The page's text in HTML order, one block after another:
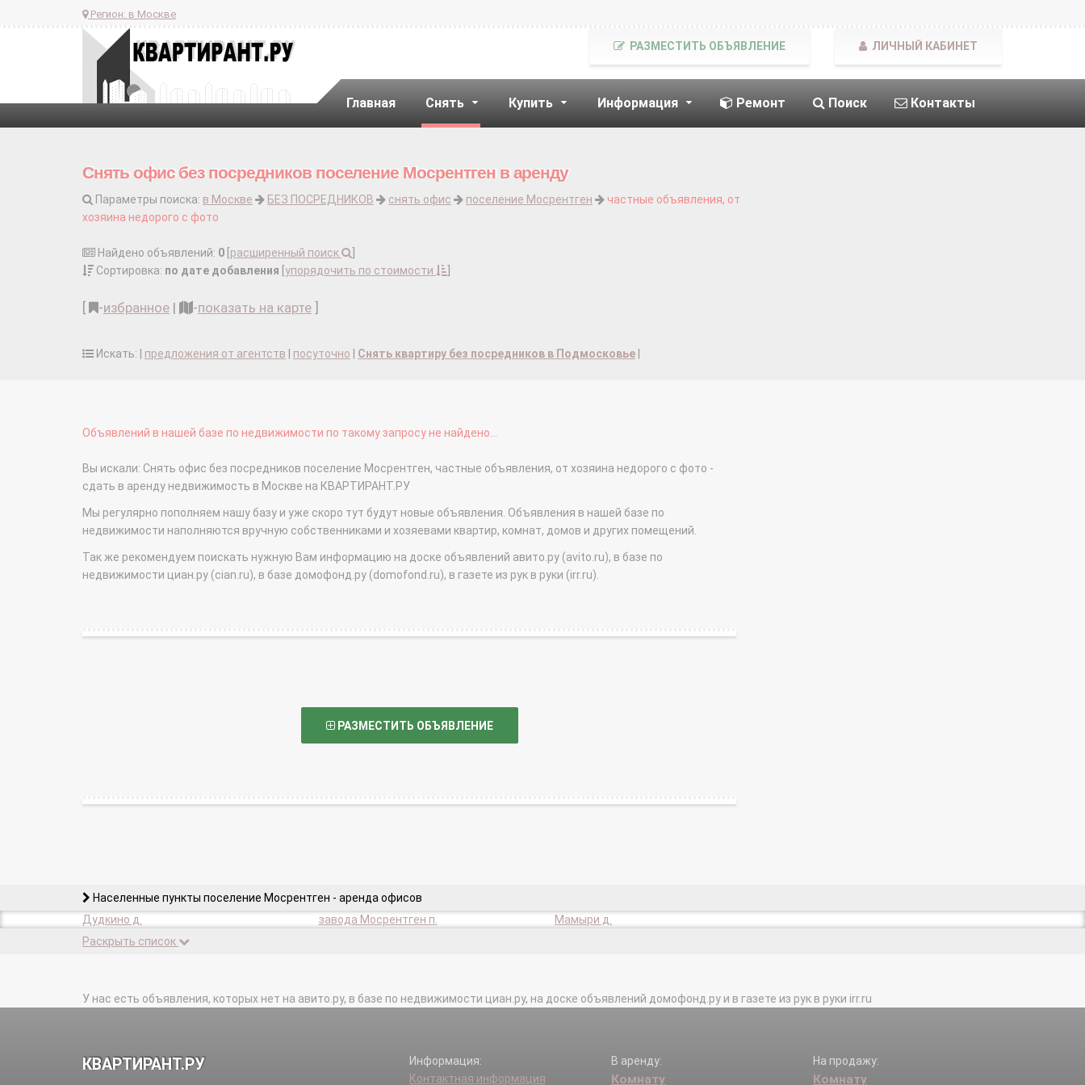
Регион: в Москве
Главная Снять Купить Информация Ремонт Поиск Контакты
РАЗМЕСТИТЬ ОБЪЯВЛЕНИЕ ЛИЧНЫЙ КАБИНЕТ
Снять офис без посредников поселение Мосрентген в аренду
Параметры поиска: в Москве БЕЗ ПОСРЕДНИКОВ снять офис поселение Мосрентген
частные объявления, от
хозяина недорого с фото
Найдено объявлений: 0 расширенный поиск
Сортировка: по дате добавления упорядочить по стоимости
-избранное | -показать на карте
Искать: | предложения от агентств посуточно Снять квартиру без посредников в Подмосковье
Объявлений в нашей базе по недвижимости по такому запросу не найдено...
Вы искали: Снять офис без посредников поселение Мосрентген, частные объявления, от хозяина недорого с фото -
сдать в аренду недвижимость в Москве на КВАРТИРАНТ.РУ
Мы регулярно пополняем нашу базу и уже скоро тут будут новые объявления. Объявления в нашей базе по
недвижимости наполняются вручную собственниками и хозяевами квартир, комнат, домов и других помещений.
Так же рекомендуем поискать нужную Вам информацию на доске объявлений авито.ру (avito.ru), в базе по
недвижимости циан.ру (cian.ru), в базе домофонд.ру (domofond.ru), в газете из рук в руки (irr.ru).
РАЗМЕСТИТЬ ОБЪЯВЛЕНИЕ
Населенные пункты поселение Мосрентген - аренда офисов
Дудкино д.
завода Мосрентген п.
Мамыри д.
Раскрыть список
У нас есть объявления, которых нет на авито.ру, в базе по недвижимости циан.ру, на доске объявлений домофонд.ру и в газете из рук в руки irr.ru
КВАРТИРАНТ.РУ
Информация:
Контактная информация
В аренду:
Комнату
На продажу:
Комнату